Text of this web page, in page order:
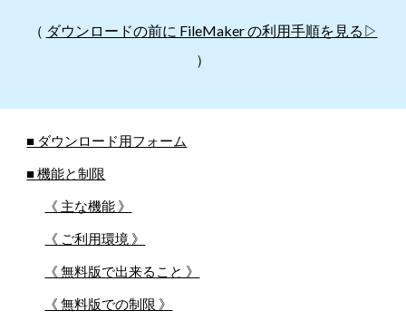
（ ダウンロードの前に FileMaker の利用手順を見る▷
）
■ ダウンロード用フォーム
■ 機能と制限
《 主な機能 》
《 ご利用環境 》
《 無料版で出来ること 》
《 無料版での制限 》